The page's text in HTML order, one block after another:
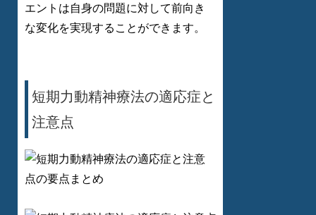
エントは自身の問題に対して前向き
な変化を実現することができます。
短期力動精神療法の適応症と
注意点